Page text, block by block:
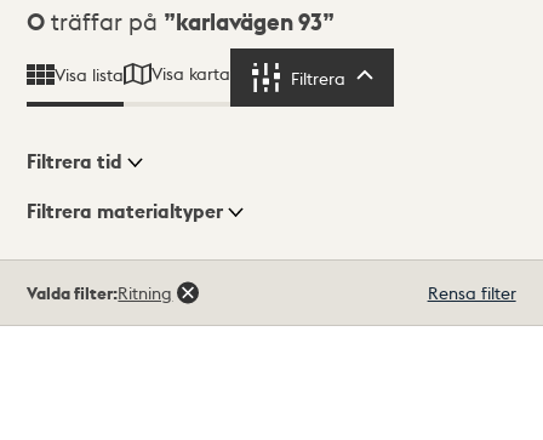
Sökresultat
0 träffar på karlavägen 93
Visa lista Visa karta Filtrera
Visningsläge
Filtrera tid
Filtrera materialtyper
träffar
Valda filter:Ritning Rensa filter